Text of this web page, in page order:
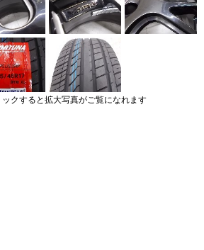
ックすると拡大写真がご覧になれます